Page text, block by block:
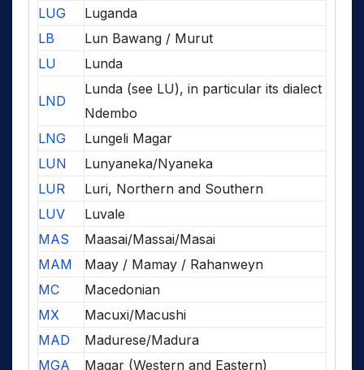
LUG
Luganda
LB
Lun Bawang / Murut
LU
Lunda
LND
Lunda (see LU), in particular its dialect
Ndembo
LNG
Lungeli Magar
LUN
Lunyaneka/Nyaneka
LUR
Luri, Northern and Southern
LUV
Luvale
MAS
Maasai/Massai/Masai
MAM
Maay / Mamay / Rahanweyn
MC
Macedonian
MX
Macuxi/Macushi
MAD
Madurese/Madura
MGA
Magar (Western and Eastern)